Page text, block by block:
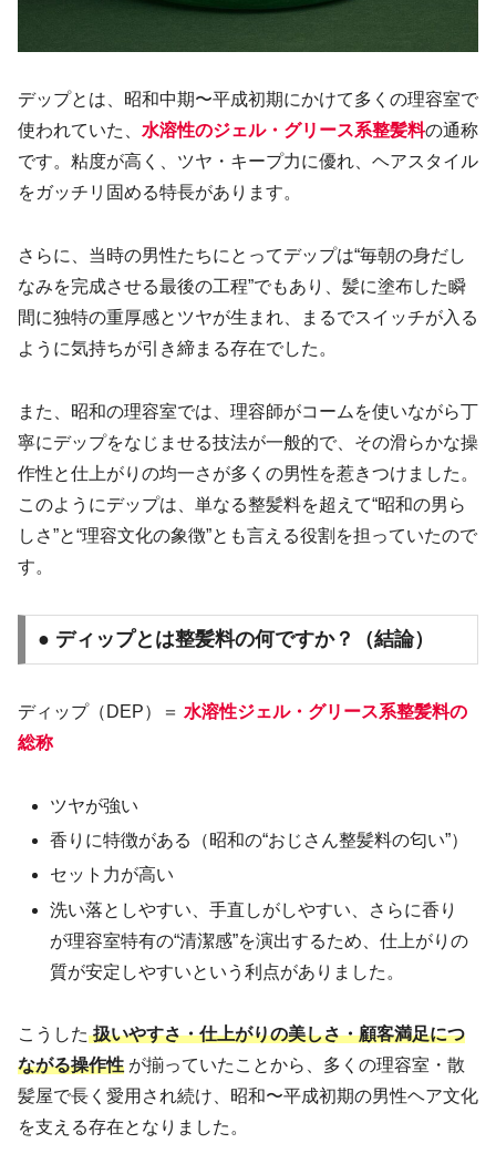
デップとは、昭和中期〜平成初期にかけて多くの理容室で
使われていた、 水溶性のジェル・グリース系整髪料の通称
です。粘度が高く、ツヤ・キープ力に優れ、ヘアスタイル
をガッチリ固める特長があります。
さらに、当時の男性たちにとってデップは“毎朝の身だし
なみを完成させる最後の工程”でもあり、髪に塗布した瞬
間に独特の重厚感とツヤが生まれ、まるでスイッチが入る
ように気持ちが引き締まる存在でした。
また、昭和の理容室では、理容師がコームを使いながら丁
寧にデップをなじませる技法が一般的で、その滑らかな操
作性と仕上がりの均一さが多くの男性を惹きつけました。
このようにデップは、単なる整髪料を超えて“昭和の男ら
しさ”と“理容文化の象徴”とも言える役割を担っていたので
す。
● ディップとは整髪料の何ですか？（結論）
ディップ（DEP）＝ 水溶性ジェル・グリース系整髪料の
総称
ツヤが強い
香りに特徴がある（昭和の“おじさん整髪料の匂い”）
セット力が高い
洗い落としやすい、手直しがしやすい、さらに香り
が理容室特有の“清潔感”を演出するため、仕上がりの
質が安定しやすいという利点がありました。
こうした 扱いやすさ・仕上がりの美しさ・顧客満足につ
ながる操作性 が揃っていたことから、多くの理容室・散
髪屋で長く愛用され続け、昭和〜平成初期の男性ヘア文化
を支える存在となりました。